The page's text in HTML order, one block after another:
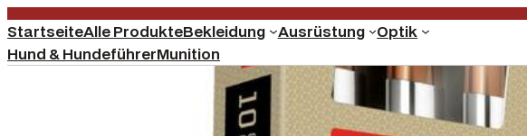
StartseiteAlle ProdukteBekleidung Ausrüstung
Optik
Hund & HundeführerMunition